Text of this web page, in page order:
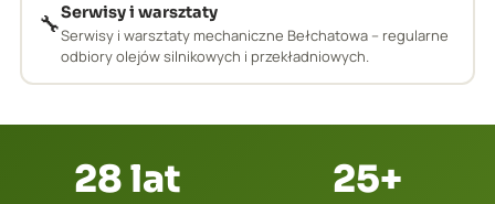
🔧Serwisy i warsztaty
Serwisy i warsztaty mechaniczne Bełchatowa – regularne
odbiory olejów silnikowych i przekładniowych.
28 lat 25+